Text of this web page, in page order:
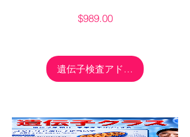
$989.00価
遺伝子検査アドバンスを購入